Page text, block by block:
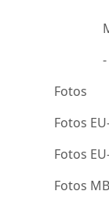
Fotos
Fotos
Fotos
Fotos